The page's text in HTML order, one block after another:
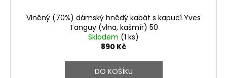
Vlněný (70%) dámský hnědý kabát s kapucí Yves
Tanguy (vlna, kašmír) 50
Skladem (1 ks)
890 Kč
DO KOŠÍKU